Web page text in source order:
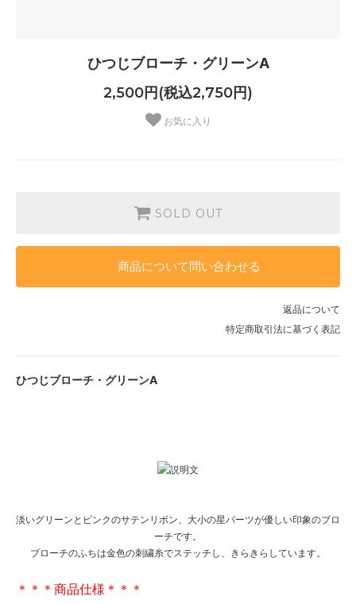
ひつじブローチ・グリーンA
2,500円(税込2,750円)
お気に入り
SOLD OUT
商品について問い合わせる
返品について
特定商取引法に基づく表記
ひつじブローチ・グリーンA
淡いグリーンとピンクのサテンリボン、大小の星パーツが優しい印象のブロ
ーチです。
ブローチのふちは金色の刺繍糸でステッチし、きらきらしています。
＊＊＊商品仕様＊＊＊